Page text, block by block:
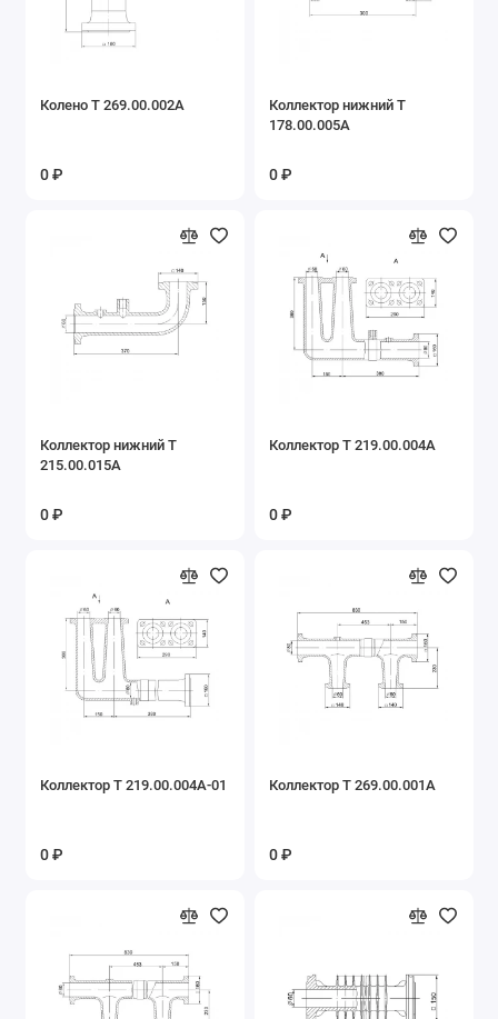
Колено Т 269.00.002А
0 ₽
Коллектор нижний Т
178.00.005А
0 ₽
Коллектор нижний Т
215.00.015А
0 ₽
Коллектор Т 219.00.004А
0 ₽
Коллектор Т 219.00.004А-01
0 ₽
Коллектор Т 269.00.001А
0 ₽